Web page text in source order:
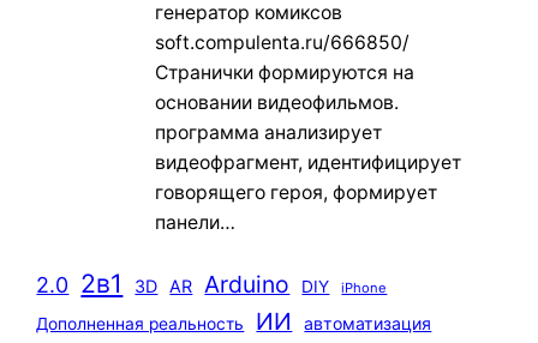
генератор комиксов
soft.compulenta.ru/666850/
Странички формируются на
основании видеофильмов.
программа анализирует
видеофрагмент, идентифицирует
говорящего героя, формирует
панели…
2.0 2в1 3D AR Arduino DIY iPhone
Дополненная реальность ИИ автоматизация